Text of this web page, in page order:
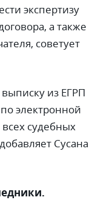
экспертизу
а также
советует
из ЕГРП
электронной
судебных
Сусана